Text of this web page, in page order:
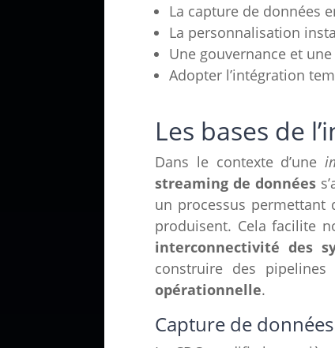
La capture de données
La personnalisation
Une gouvernance et
Adopter l’intégration
Les bases de
Dans le contexte d’une
streaming de données
un processus permettant
produisent. Cela facilite
interconnectivité des
construire des
opérationnelle.
Capture de